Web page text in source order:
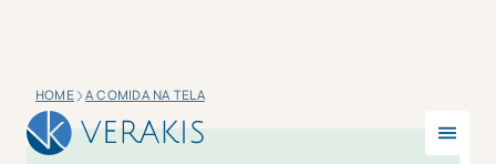
HOME A COMIDA NA TELA